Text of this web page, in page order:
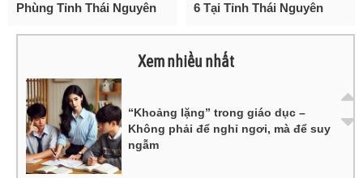
Phùng Tỉnh Thái Nguyên
6 Tại Tỉnh Thái Nguyên
Xem nhiều nhất
“Khoảng lặng” trong giáo dục –
Không phải để nghỉ ngơi, mà để suy
ngẫm